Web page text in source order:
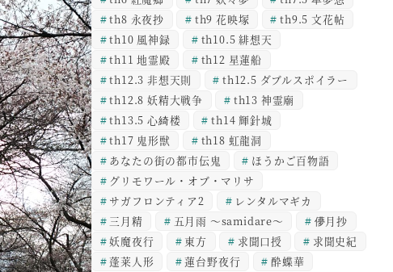
th8 永夜抄
th9 花映塚
th9.5 文花帖
th10 風神録
th10.5 緋想天
th11 地霊殿
th12 星蓮船
th12.3 非想天則
th12.5 ダブルスポイラー
th12.8 妖精大戦争
th13 神霊廟
th13.5 心綺楼
th14 輝針城
th17 鬼形獣
th18 虹龍洞
あなたの街の都市伝鬼
ほうかご百物語
グリモワール・オブ・マリサ
サガフロンティア2
レンタルマギカ
三月精
五月雨 ～samidare～
儚月抄
妖魔夜行
東方 求聞口授
求聞史紀
蓬莱人形
蓮台野夜行
酔蝶華